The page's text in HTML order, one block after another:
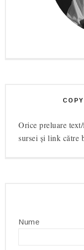
Orice preluare
sursei și link către
Nume